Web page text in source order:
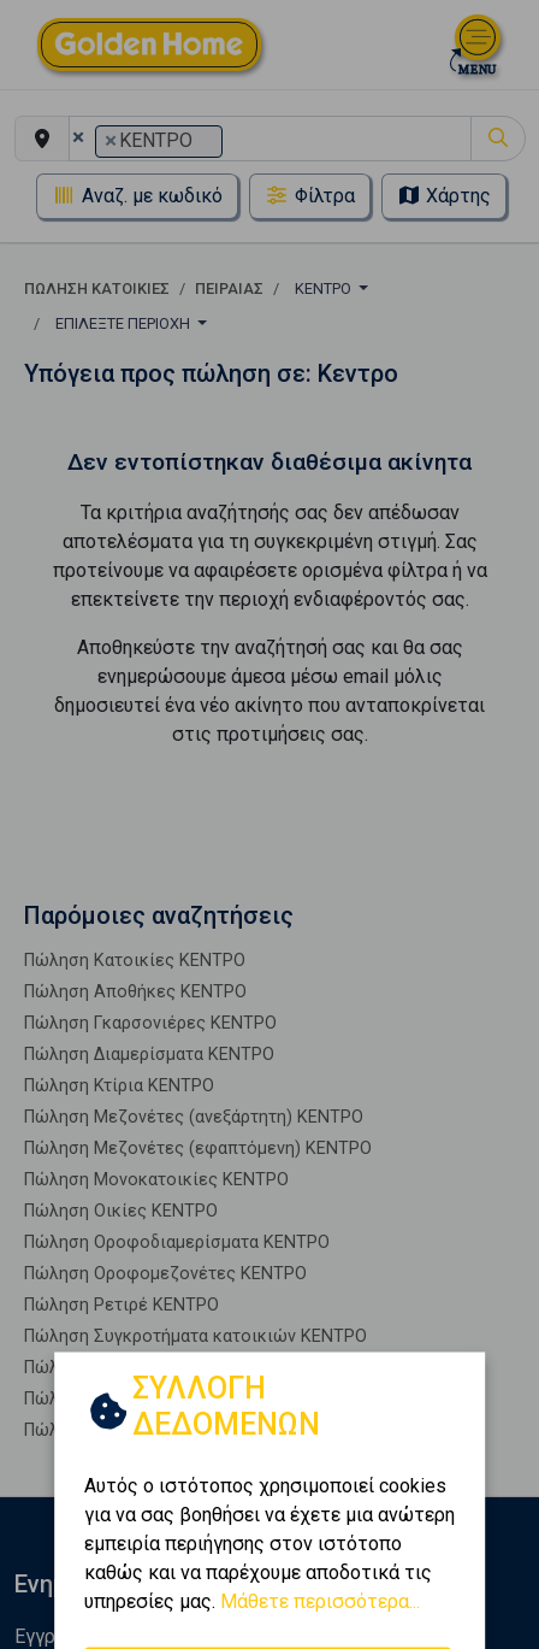
× × ΚΕΝΤΡΟ
Αναζ. με κωδικό Φίλτρα Χάρτης
ΠΏΛΗΣΗ ΚΑΤΟΙΚΊΕΣ ΠΕΙΡΑΙΑΣ
ΚΕΝΤΡΟ
ΕΠΙΛΈΞΤΕ ΠΕΡΙΟΧΉ
Υπόγεια προς πώληση σε: Κεντρο
Δεν εντοπίστηκαν διαθέσιμα ακίνητα
Τα κριτήρια αναζήτησής σας δεν απέδωσαν
αποτελέσματα για τη συγκεκριμένη στιγμή. Σας
προτείνουμε να αφαιρέσετε ορισμένα φίλτρα ή να
επεκτείνετε την περιοχή ενδιαφέροντός σας.
Αποθηκεύστε την αναζήτησή σας και θα σας
ενημερώσουμε άμεσα μέσω email μόλις
δημοσιευτεί ένα νέο ακίνητο που ανταποκρίνεται
στις προτιμήσεις σας.
Παρόμοιες αναζητήσεις
Πώληση Κατοικίες ΚΕΝΤΡΟ
Πώληση Αποθήκες ΚΕΝΤΡΟ
Πώληση Γκαρσονιέρες ΚΕΝΤΡΟ
Πώληση Διαμερίσματα ΚΕΝΤΡΟ
Πώληση Κτίρια ΚΕΝΤΡΟ
Πώληση Μεζονέτες (ανεξάρτητη) ΚΕΝΤΡΟ
Πώληση Μεζονέτες (εφαπτόμενη) ΚΕΝΤΡΟ
Πώληση Μονοκατοικίες ΚΕΝΤΡΟ
Πώληση Οικίες ΚΕΝΤΡΟ
Πώληση Οροφοδιαμερίσματα ΚΕΝΤΡΟ
Πώληση Οροφομεζονέτες ΚΕΝΤΡΟ
Πώληση Ρετιρέ ΚΕΝΤΡΟ
Πώληση Συγκροτήματα κατοικιών ΚΕΝΤΡΟ
Πώληση Υπόγεια ΚΕΝΤΡΟ
Πώληση Υπόσκαφα ΚΕΝΤΡΟ
Πώληση Υπολ. υψουν ΚΕΝΤΡΟ
ΣΥΛΛΟΓΗ
ΔΕΔΟΜΕΝΩΝ
Αυτός ο ιστότοπος χρησιμοποιεί cookies
για να σας βοηθήσει να έχετε μια ανώτερη
εμπειρία περιήγησης στον ιστότοπο
καθώς και να παρέχουμε αποδοτικά τις
υπηρεσίες μας. Μάθετε περισσότερα...
Ενημερωθείτε
Εγγραφείτε στο newsletter της Golden Home για νέα